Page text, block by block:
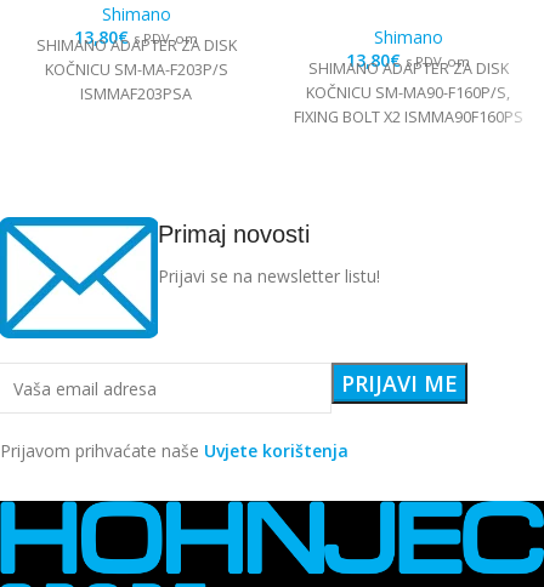
Shimano
13,80€ s PDV-om
SHIMANO ADAPTER ZA DISK
KOČNICU SM-MA-F203P/S
ISMMAF203PSA
Shimano
13,80€ s PDV-om
SHIMANO ADAPTER ZA DISK
KOČNICU SM-MA90-F160P/S,
FIXING BOLT X2 ISMMA90F160PS
Primaj novosti
Prijavi se na newsletter listu!
Prijavom prihvaćate naše Uvjete korištenja